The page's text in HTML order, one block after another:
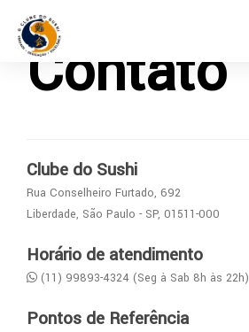
Contato
Clube do Sushi
Rua Conselheiro Furtado, 692
Liberdade, São Paulo - SP, 01511-000
Horário de atendimento
(11) 99893-4324 (Seg à Sab 8h às 22h)
Pontos de Referência